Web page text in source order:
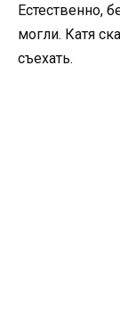
Естественно,
могли. Катя
съехать.